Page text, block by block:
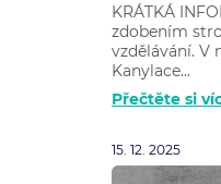
KRÁTKÁ
zdobením
vzdělávání. V
Kanylace...
Přečtěte si
15. 12. 2025